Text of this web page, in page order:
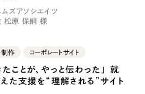
制作
ーションサイト
・印刷物） （90件）
ズアソシエイツ
松原 保嗣 様
制作 コーポレートサイト
たことが、やっと伝わった」 就
た支援を“理解される”サイト